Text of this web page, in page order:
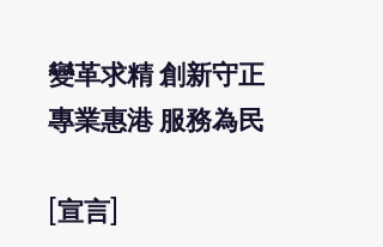
變革求精 創新守正
專業惠港 服務為民
[宣言]